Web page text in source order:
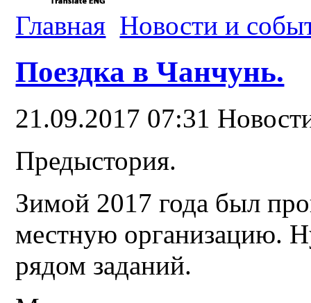
Главная Новости и
Поездка в Чанчунь.
21.09.2017 07:31
Предыстория.
Зимой 2017 года был
местную организацию.
рядом заданий.